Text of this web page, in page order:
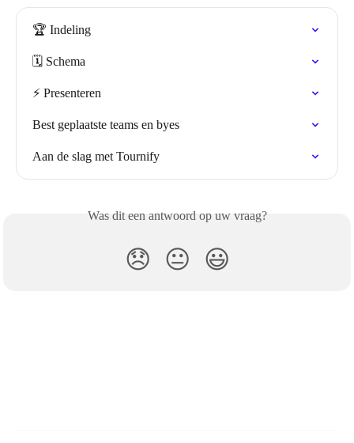
🏆 Indeling
🗓️ Schema
⚡️ Presenteren
Best geplaatste teams en byes
Aan de slag met Tournify
Was dit een antwoord op uw vraag?
😞 😐 😃